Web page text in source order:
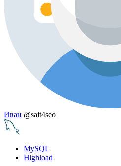
Иван @sait4seo
MySQL
Highload